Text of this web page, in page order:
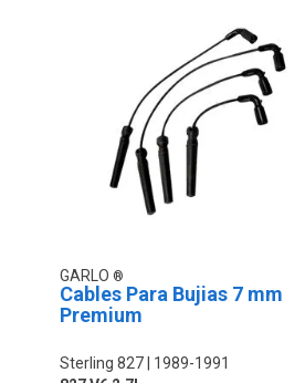
GARLO
Cables Para Bujias 7 mm
Premium
Sterling 827
1989-1991